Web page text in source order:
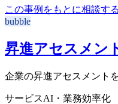
この事例をもとに相談する
bubble
昇進アセスメン
企業の昇進アセスメント
サービスAI・業務効率化